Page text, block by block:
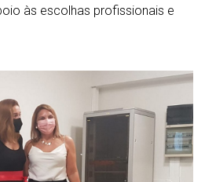
às escolhas profissionais e